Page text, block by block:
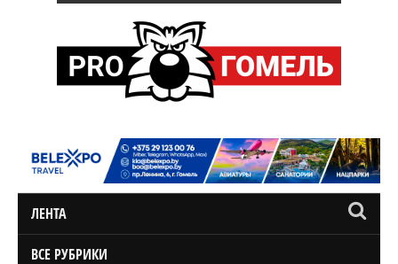
ЛЕНТА
ВСЕ РУБРИКИ